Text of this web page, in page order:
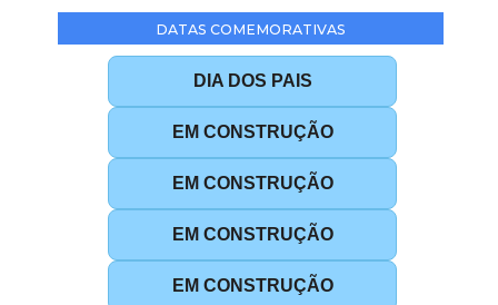
DATAS COMEMORATIVAS
DIA DOS PAIS
EM CONSTRUÇÃO
EM CONSTRUÇÃO
EM CONSTRUÇÃO
EM CONSTRUÇÃO